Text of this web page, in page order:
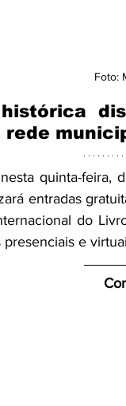
Foto:
rede
quinta-feira,
entradas
do
e